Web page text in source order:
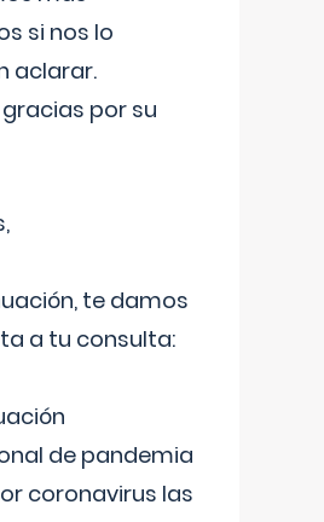
si nos lo
aclarar.
por su
te damos
a tu consulta:
de pandemia
coronavirus las